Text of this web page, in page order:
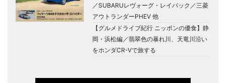
／SUBARUレヴォーグ・レイバック／三菱
アウトランダーPHEV 他
【グルメドライブ紀行 ニッポンの優食】静
岡・浜松編／翡翠色の暴れ川、天竜川沿い
をホンダCR-Vで旅する